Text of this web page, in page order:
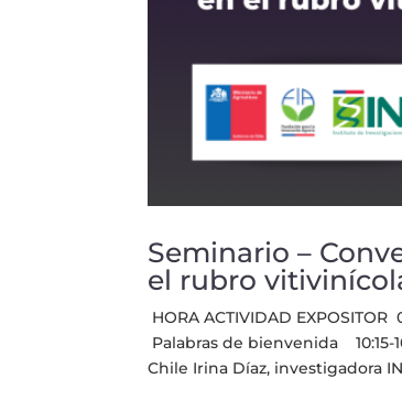
Seminario –
el rubro
HORA ACTIVIDAD
Palabras de bienvenida
Chile Irina Díaz, investigadora